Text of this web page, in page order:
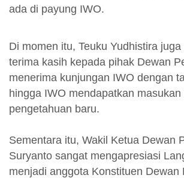
ada di payung IWO.
Di momen itu, Teuku Yudhistira
terima kasih kepada pihak Dewan
menerima kunjungan IWO dengan
hingga IWO mendapatkan masukan
pengetahuan baru.
Sementara itu, Wakil Ketua Dewan
Suryanto sangat mengapresiasi
menjadi anggota Konstituen Dewan